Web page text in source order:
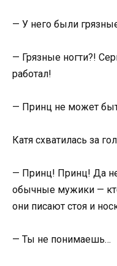
— У него были
— Грязные ногти?!
работал!
— Принц не может
Катя схватилась за
— Принц! Принц! Да
обычные мужики —
они писают стоя и
— Ты не понимаешь…